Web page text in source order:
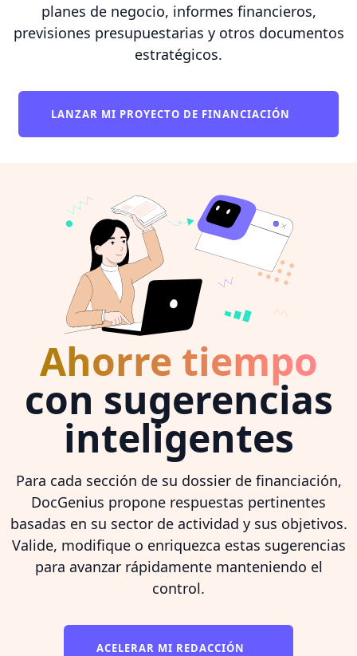
planes de negocio, informes financieros,
previsiones presupuestarias y otros documentos
estratégicos.
LANZAR MI PROYECTO DE FINANCIACIÓN
Ahorre tiempo
con sugerencias
inteligentes
Para cada sección de su dossier de financiación,
DocGenius propone respuestas pertinentes
basadas en su sector de actividad y sus objetivos.
Valide, modifique o enriquezca estas sugerencias
para avanzar rápidamente manteniendo el
control.
ACELERAR MI REDACCIÓN